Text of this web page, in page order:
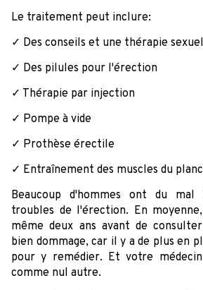
Le traitement peut inclure:
✓ Des conseils et une thérapie
✓ Des pilules pour l'érection
✓ Thérapie par injection
✓ Pompe à vide
✓ Prothèse érectile
✓ Entraînement des muscles du
Beaucoup d'hommes ont du
troubles de l'érection. En
même deux ans avant de
bien dommage, car il y a de plus en
pour y remédier. Et votre
comme nul autre.